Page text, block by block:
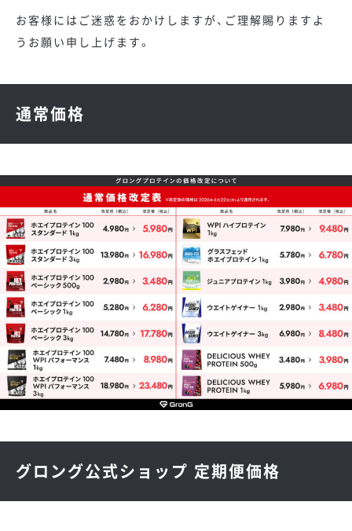
お客様にはご迷惑をおかけしますが、ご理解賜りますよ
うお願い申し上げます。
通常価格
グロング公式ショップ 定期便価格